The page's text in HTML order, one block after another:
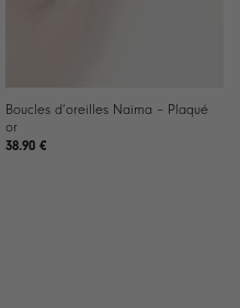
Boucles d’oreilles Naïma – Plaqué
or
38.90 €